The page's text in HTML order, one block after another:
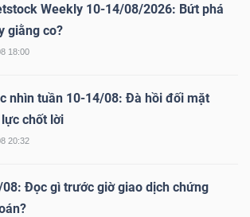
Weekly 10-14/08/2026: Bứt phá
giằng co?
18:00
nhìn tuần 10-14/08: Đà hồi đối mặt
chốt lời
20:32
08: Đọc gì trước giờ giao dịch chứng